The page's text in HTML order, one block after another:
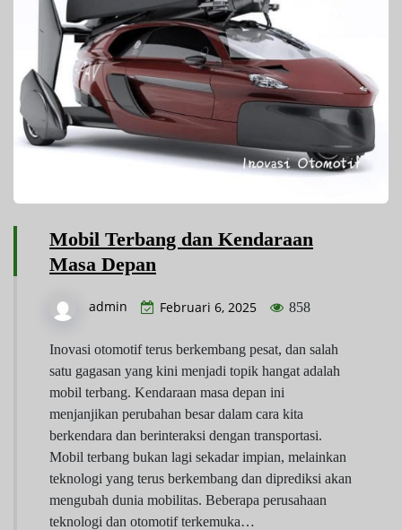
Mobil Terbang dan Kendaraan
Masa Depan
admin Februari 6, 2025 858
Inovasi otomotif terus berkembang pesat, dan salah
satu gagasan yang kini menjadi topik hangat adalah
mobil terbang. Kendaraan masa depan ini
menjanjikan perubahan besar dalam cara kita
berkendara dan berinteraksi dengan transportasi.
Mobil terbang bukan lagi sekadar impian, melainkan
teknologi yang terus berkembang dan diprediksi akan
mengubah dunia mobilitas. Beberapa perusahaan
teknologi dan otomotif terkemuka…